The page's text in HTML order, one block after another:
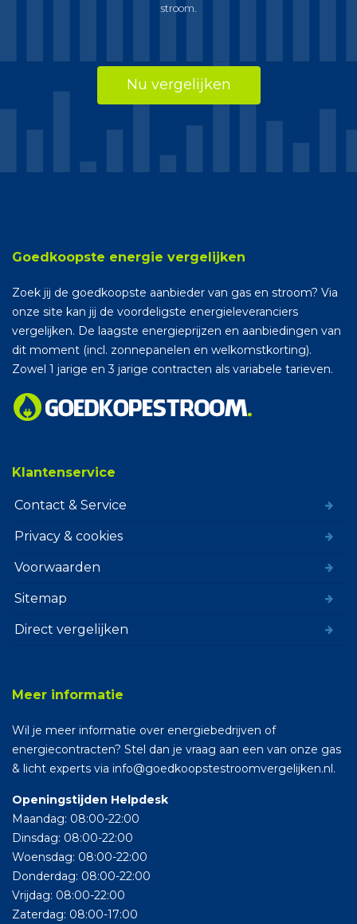
stroom.
Nu vergelijken
Goedkoopste energie vergelijken
Zoek jij de goedkoopste aanbieder van gas en stroom? Via
onze site kan jij de voordeligste energieleveranciers
vergelijken. De laagste energieprijzen en aanbiedingen van
dit moment (incl. zonnepanelen en welkomstkorting).
Zowel 1 jarige en 3 jarige contracten als variabele tarieven.
Klantenservice
Contact & Service
Privacy & cookies
Voorwaarden
Sitemap
Direct vergelijken
Meer informatie
Wil je meer informatie over energiebedrijven of
energiecontracten? Stel dan je vraag aan een van onze gas
& licht experts via info@goedkoopstestroomvergelijken.nl.
Openingstijden Helpdesk
Maandag: 08:00-22:00
Dinsdag: 08:00-22:00
Woensdag: 08:00-22:00
Donderdag: 08:00-22:00
Vrijdag: 08:00-22:00
Zaterdag: 08:00-17:00